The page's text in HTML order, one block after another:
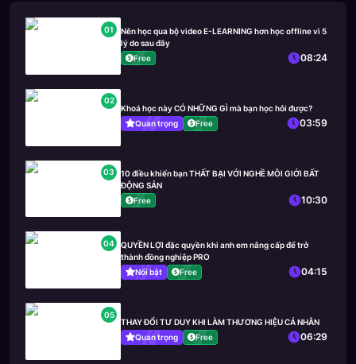
01
Nên học qua bộ video E-LEARNING hơn học offline vì 5
lý do sau đây
Free
08:24
02
Khoá học này CÓ NHỮNG GÌ mà bạn học hỏi được?
Quan trọng
Free 03:59
03
10 điều khiến bạn THẤT BẠI VỚI NGHỀ MÔI GIỚI BẤT
ĐỘNG SẢN
Free
10:30
04
QUYỀN LỢI đặc quyền khi anh em nâng cấp để trở
thành đồng nghiệp PRO
Nổi bật
Free 04:15
05
THAY ĐỔI TƯ DUY KHI LÀM THƯƠNG HIỆU CÁ NHÂN
Quan trọng
Free 06:29